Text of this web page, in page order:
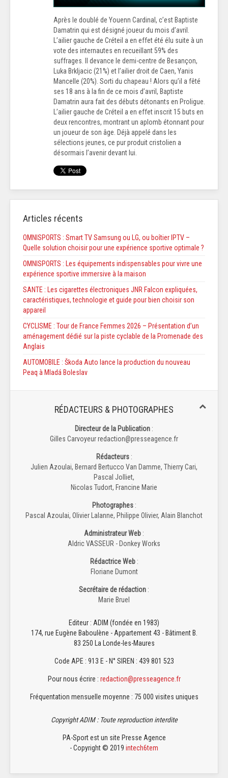
Après le doublé de Youenn Cardinal, c’est Baptiste
Damatrin qui est désigné joueur du mois d’avril.
L’ailier gauche de Créteil a en effet été élu suite à un
vote des internautes en recueillant 59% des
suffrages. Il devance le demi-centre de Besançon,
Luka Brkljacic (21%) et l’ailier droit de Caen, Yanis
Mancelle (20%). Sorti du chapeau ! Alors qu’il a fêté
ses 18 ans à la fin de ce mois d’avril, Baptiste
Damatrin aura fait des débuts détonants en Proligue.
L’ailier gauche de Créteil a en effet inscrit 15 buts en
deux rencontres, montrant un aplomb étonnant pour
un joueur de son âge. Déjà appelé dans les
sélections jeunes, ce pur produit cristolien a
désormais l’avenir devant lui.
Articles récents
OMNISPORTS : Smart TV Samsung ou LG, ou boîtier IPTV –
Quelle solution choisir pour une expérience sportive optimale ?
OMNISPORTS : Les équipements indispensables pour vivre une
expérience sportive immersive à la maison
SANTE : Les cigarettes électroniques JNR Falcon expliquées,
caractéristiques, technologie et guide pour bien choisir son
appareil
CYCLISME : Tour de France Femmes 2026 – Présentation d’un
aménagement dédié sur la piste cyclable de la Promenade des
Anglais
AUTOMOBILE : Škoda Auto lance la production du nouveau
Peaq à Mladá Boleslav
RÉDACTEURS & PHOTOGRAPHES
Directeur de la Publication :
Gilles Carvoyeur redaction@presseagence.fr
Rédacteurs:
Julien Azoulai, Bernard Bertucco Van Damme, Thierry Cari,
Pascal Jolliet,
Nicolas Tudort, Francine Marie
Photographes:
Pascal Azoulai, Olivier Lalanne, Philippe Olivier, Alain Blanchot
Administrateur Web :
Aldric VASSEUR - Donkey Works
Rédactrice Web:
Floriane Dumont
Secrétaire de rédaction :
Marie Bruel
Editeur : ADIM (fondée en 1983)
174, rue Eugène Baboulène - Appartement 43 - Bâtiment B.
83 250 La Londe-les-Maures
Code APE : 913 E - N° SIREN : 439 801 523
Pour nous écrire : redaction@presseagence.fr
Fréquentation mensuelle moyenne : 75 000 visites uniques
Copyright ADIM : Toute reproduction interdite
PA-Sport est un site Presse Agence
- Copyright © 2019 intech6tem